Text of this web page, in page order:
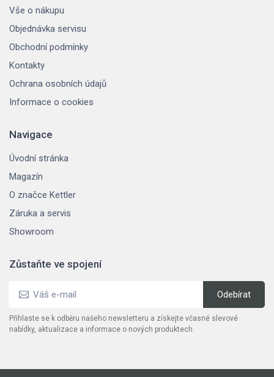
Vše o nákupu
Objednávka servisu
Obchodní podmínky
Kontakty
Ochrana osobních údajů
Informace o cookies
Navigace
Úvodní stránka
Magazín
O značce Kettler
Záruka a servis
Showroom
Zůstaňte ve spojení
Přihlaste se k odběru našeho newsletteru a získejte včasné slevové
nabídky, aktualizace a informace o nových produktech.